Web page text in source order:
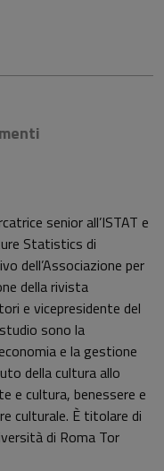
senior all’ISTAT e
Statistics di
dell’Associazione per
della rivista
e vicepresidente del
sono la
e la gestione
della cultura allo
e cultura, benessere e
culturale. È titolare di
di Roma Tor